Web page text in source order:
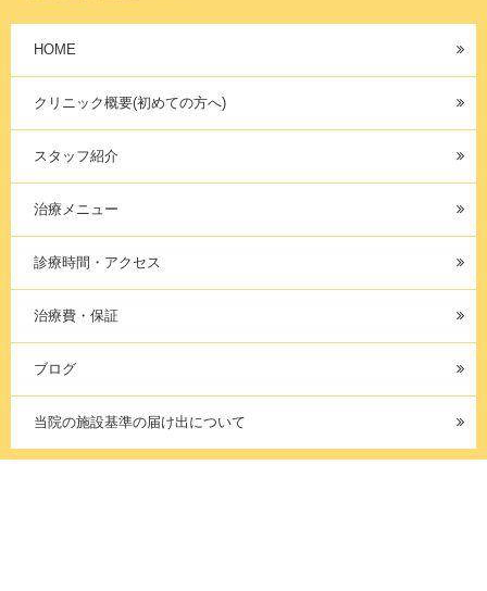
HOME
クリニック概要(初めての方へ)
スタッフ紹介
治療メニュー
診療時間・アクセス
治療費・保証
ブログ
当院の施設基準の届け出について